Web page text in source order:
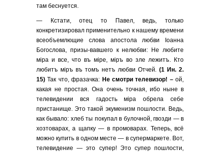
там беснуется.
— Кстати, отец то Павел, ведь, только
конкретизировал применительно к нашему времени
всеобъемлющие слова апостола любви Iоанна
Богослова, призы-вавшего к нелюбви: Не любите
мiра и все, что въ мiре, мiръ во зле лежитъ. Кто
любитъ мiръ въ томъ нетъ любви Отчей. (1 Ин. 2.
15) Так что, фразачка: Не смотри телевизор! –ой,
какая не простая. Она очень точная, ибо ныне в
телевидении вся гадость мiра обрела себе
пристанище. Это такой экуменизм пошлости. Ведь,
как бывало: хлеб ты покупал в булочной, гвозди — в
хозтоварах, а щапку — в промоварах. Теперь, всё
можно купить в одном месте — в супермаркете. Вот,
телевидение — это супер! Это супер пошлости,